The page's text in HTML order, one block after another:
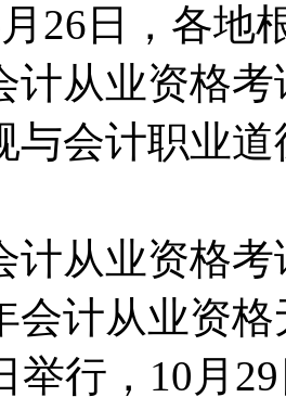
26日，各地
计从业资格考
与会计职业
计从业资格
会计从业资
举行，10月